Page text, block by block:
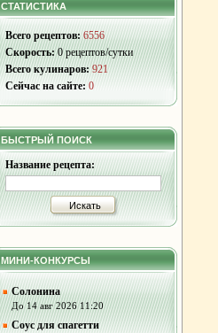
СТАТИСТИКА
Всего рецептов: 6556
Скорость:0 рецептов/сутки
Всего кулинаров: 921
Сейчас на сайте: 0
БЫСТРЫЙ ПОИСК
Название рецепта:
Искать
МИНИ-КОНКУРСЫ
Солонина
До 14 авг 2026 11:20
Соус для спагетти